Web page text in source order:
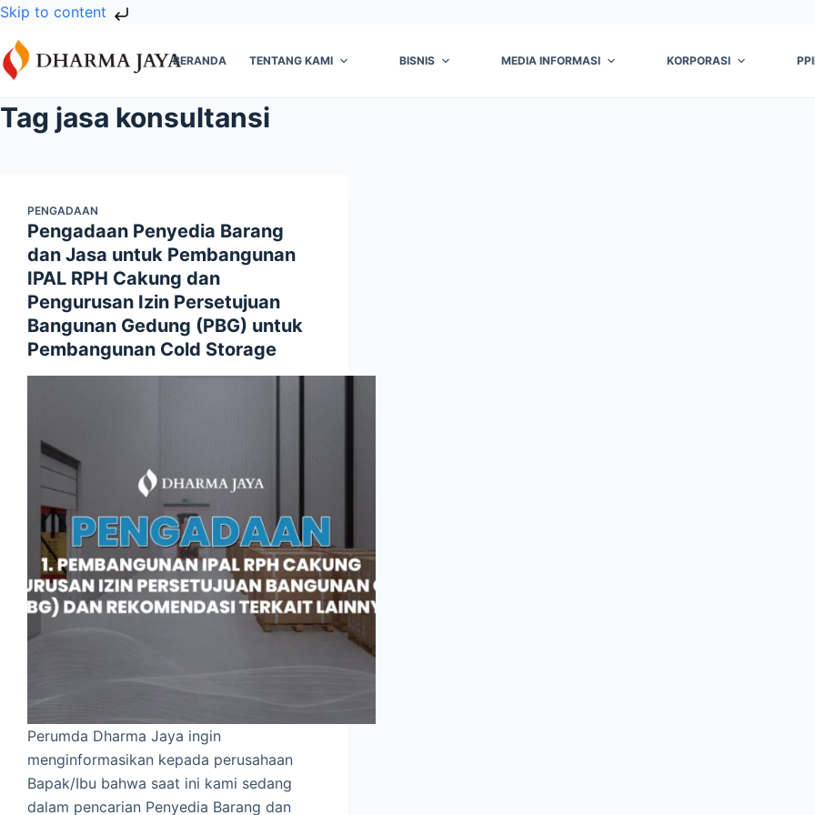
Skip to content
Skip
to
content
BERANDA TENTANG KAMI BISNIS MEDIA INFORMASI KORPORASI
Tag jasa konsultansi
PENGADAAN
Pengadaan Penyedia Barang
dan Jasa untuk Pembangunan
IPAL RPH Cakung dan
Pengurusan Izin Persetujuan
Bangunan Gedung (PBG) untuk
Pembangunan Cold Storage
Perumda Dharma Jaya ingin
menginformasikan kepada perusahaan
Bapak/Ibu bahwa saat ini kami sedang
dalam pencarian Penyedia Barang dan